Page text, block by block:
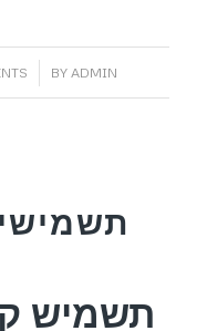
BY ADMIN
תשמיש